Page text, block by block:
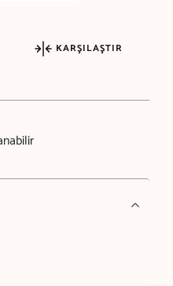
KARŞILAŞTIR